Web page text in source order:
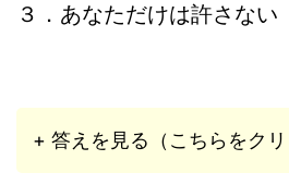
３．あなただけは許さない
+ 答えを見る（こちらをクリ